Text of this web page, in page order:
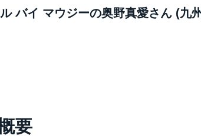
バイ マウジーの奥野真愛さん (九
要